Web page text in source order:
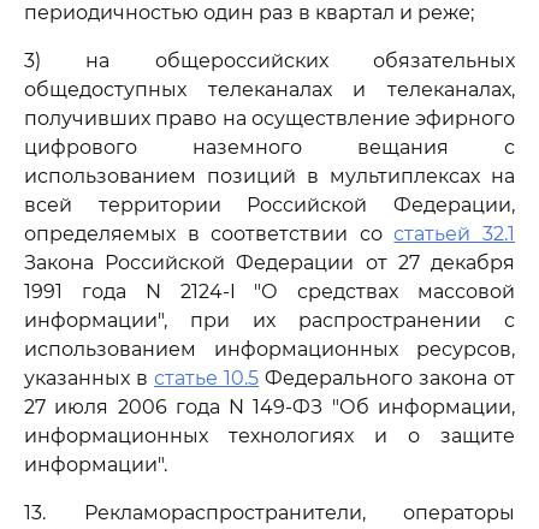
периодичностью один раз в квартал и реже;
3) на общероссийских обязательных
общедоступных телеканалах и телеканалах,
получивших право на осуществление эфирного
цифрового наземного вещания с
использованием позиций в мультиплексах на
всей территории Российской Федерации,
определяемых в соответствии состатьей 32.1
Закона Российской Федерации от 27 декабря
1991 года N 2124-I "О средствах массовой
информации", при их распространении с
использованием информационных ресурсов,
указанных в статье 10.5 Федерального закона от
27 июля 2006 года N 149-ФЗ "Об информации,
информационных технологиях и о защите
информации".
13. Рекламораспространители, операторы